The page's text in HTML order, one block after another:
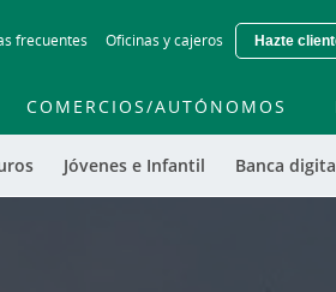
to
contentt
frecuentes Oficinas y cajeros Hazte
Jóvenes e Infantil Banca
COMERCIOS/AUTÓNOMOS